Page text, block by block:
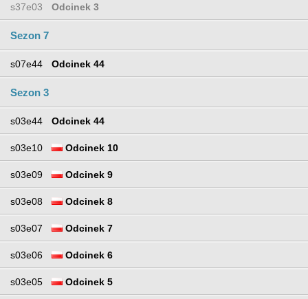
s37e03 Odcinek 3
Sezon 7
s07e44 Odcinek 44
Sezon 3
s03e44 Odcinek 44
s03e10 Odcinek 10
s03e09 Odcinek 9
s03e08 Odcinek 8
s03e07 Odcinek 7
s03e06 Odcinek 6
s03e05 Odcinek 5